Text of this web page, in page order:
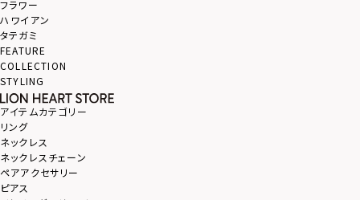
フラワー
ハワイアン
タテガミ
FEATURE
COLLECTION
STYLING
アイテムカテゴリー
リング
ネックレス
ネックレスチェーン
ペアアクセサリー
ピアス